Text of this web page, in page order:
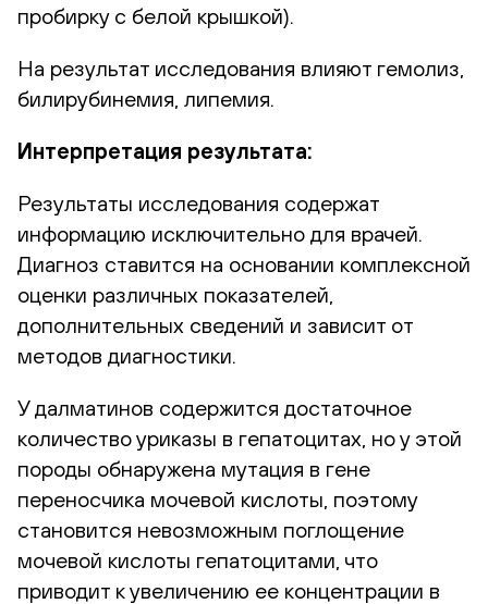
пробирку с белой крышкой).
На результат исследования влияют гемолиз,
билирубинемия, липемия.
Интерпретация результата:
Результаты исследования содержат
информацию исключительно для врачей.
Диагноз ставится на основании комплексной
оценки различных показателей,
дополнительных сведений и зависит от
методов диагностики.
У далматинов содержится достаточное
количество уриказы в гепатоцитах, но у этой
породы обнаружена мутация в гене
переносчика мочевой кислоты, поэтому
становится невозможным поглощение
мочевой кислоты гепатоцитами, что
приводит к увеличению ее концентрации в